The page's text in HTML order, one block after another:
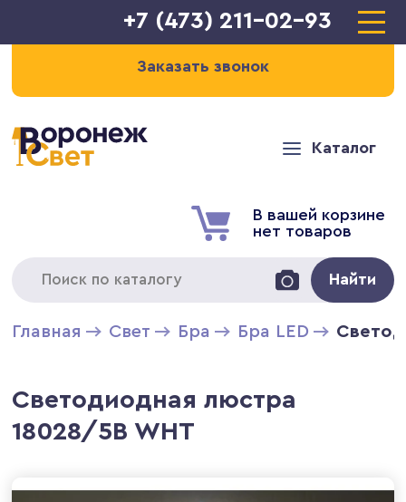
+7 (473) 211-02-93
Заказать звонок
Каталог
В вашей корзине
нет товаров
Найти
Главная Свет Бра Бра LED
Светодиодная люстра
18028/5B WHT